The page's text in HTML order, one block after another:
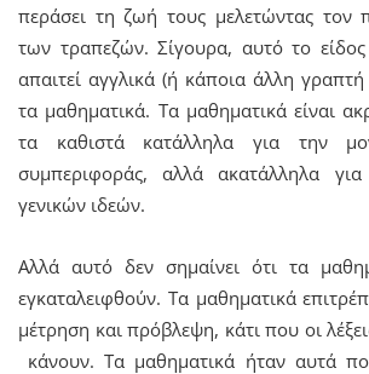
περάσει τη ζωή τους μελετώντας τον
των τραπεζών. Σίγουρα, αυτό το είδος
απαιτεί αγγλικά (ή κάποια άλλη
τα μαθηματικά. Τα μαθηματικά είναι
τα καθιστά κατάλληλα για την
συμπεριφοράς, αλλά ακατάλληλα για
γενικών ιδεών.
Αλλά αυτό δεν σημαίνει ότι τα
εγκαταλειφθούν. Τα μαθηματικά
μέτρηση και πρόβλεψη, κάτι που οι
κάνουν. Τα μαθηματικά ήταν αυτά